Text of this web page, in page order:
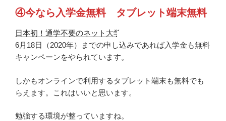
④今なら入学金無料 タブレット端末無料
日本初！通学不要のネット大学
6月18日（2020年）までの申し込みであれば入学金も無料
キャンペーンをやられています。
しかもオンラインで利用するタブレット端末も無料でも
らえます。これはいいと思います。
勉強する環境が整っていますね。